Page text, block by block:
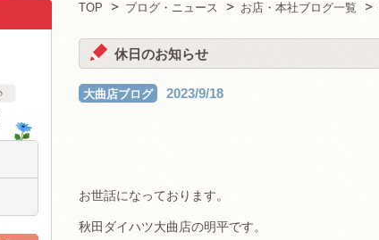
TOP ブログ・ニュース お店・本社ブログ一覧
休日のお知らせ
大曲店ブログ 2023/9/18
お世話になっております。
秋田ダイハツ大曲店の明平です。